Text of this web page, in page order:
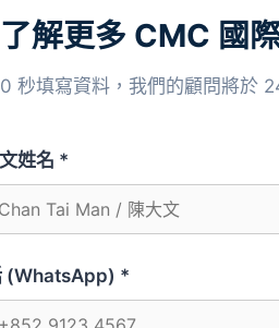
了解更多 CMC 國
秒填寫資料，我們的顧問將於
姓名 *
(WhatsApp) *